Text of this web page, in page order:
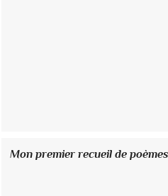
Mon premier recueil de poèmes